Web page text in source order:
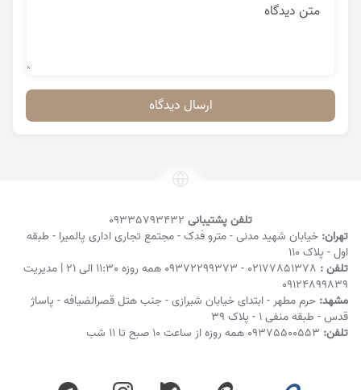
متن دیدگاه
ارسال دیدگاه
تلفن پشتیبانی 09335793432
تهران: خیابان شهید مدنی - مترو فدک - مجتمع تجاری اداری پالمیرا - طبقه
اول - پلاک ۱۱۰
تلفن : 02177851378
-
09372299373 همه روزه 11:30 الی 21 | مدیریت
09124899839
مشهد: حرم مطهر - ابتدای خیابان شیرازی - جنب هتل قصرالضیافه - پاساژ
قدس - طبقه منفی ۱ - پلاک 39
تلفن: 09375500553 همه روزه از ساعت ۱۰ صبح تا ۱۱ شب